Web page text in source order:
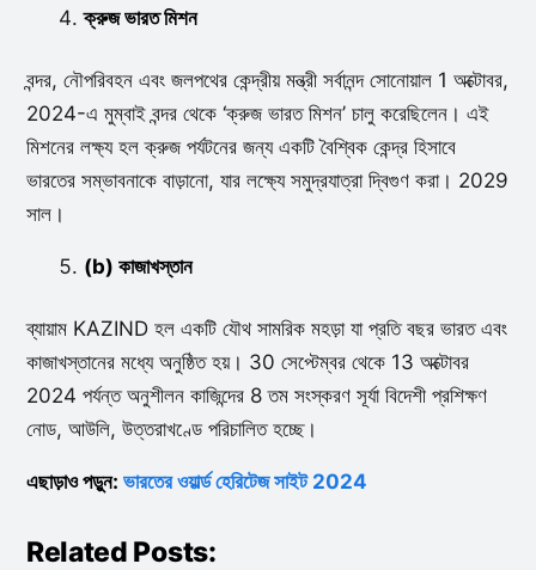
ক্রুজ ভারত মিশন
বন্দর, নৌপরিবহন এবং জলপথের কেন্দ্রীয় মন্ত্রী সর্বানন্দ সোনোয়াল 1 অক্টোবর,
2024-এ মুম্বাই বন্দর থেকে ‘ক্রুজ ভারত মিশন’ চালু করেছিলেন। এই
মিশনের লক্ষ্য হল ক্রুজ পর্যটনের জন্য একটি বৈশ্বিক কেন্দ্র হিসাবে
ভারতের সম্ভাবনাকে বাড়ানো, যার লক্ষ্যে সমুদ্রযাত্রা দ্বিগুণ করা। 2029
সাল।
(b) কাজাখস্তান
ব্যায়াম KAZIND হল একটি যৌথ সামরিক মহড়া যা প্রতি বছর ভারত এবং
কাজাখস্তানের মধ্যে অনুষ্ঠিত হয়। 30 সেপ্টেম্বর থেকে 13 অক্টোবর
2024 পর্যন্ত অনুশীলন কাজিন্দের 8 তম সংস্করণ সূর্যা বিদেশী প্রশিক্ষণ
নোড, আউলি, উত্তরাখণ্ডে পরিচালিত হচ্ছে।
এছাড়াও পড়ুন: ভারতের ওয়ার্ল্ড হেরিটেজ সাইট 2024
Related Posts: